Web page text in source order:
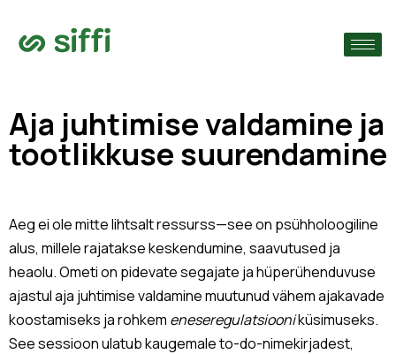
›
Aja juhtimise valdamine ja
tootlikkuse suurendamine
Aeg ei ole mitte lihtsalt ressurss—see on psühholoogiline
alus, millele rajatakse keskendumine, saavutused ja
heaolu. Ometi on pidevate segajate ja hüperühenduvuse
ajastul aja juhtimise valdamine muutunud vähem ajakavade
koostamiseks ja rohkem eneseregulatsiooniküsimuseks.
See sessioon ulatub kaugemale to-do-nimekirjadest,